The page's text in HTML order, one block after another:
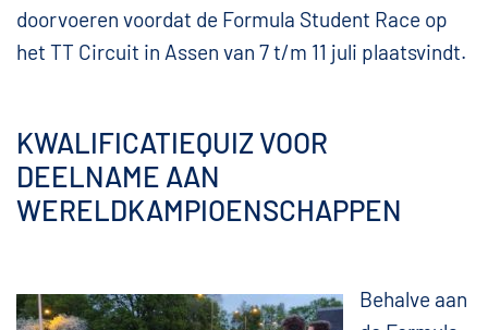
doorvoeren voordat de Formula Student Race op
het TT Circuit in Assen van 7 t/m 11 juli plaatsvindt.
KWALIFICATIEQUIZ VOOR
DEELNAME AAN
WERELDKAMPIOENSCHAPPEN
Behalve aan